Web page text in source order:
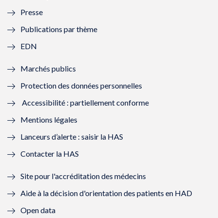
f
n
ê
t
r
e
)
e
n
ê
r
)
ê
t
e
ê
)
Presse
Publications par thème
EDN
Marchés publics
Protection des données personnelles
Accessibilité : partiellement conforme
Mentions légales
Lanceurs d’alerte : saisir la HAS
Contacter la HAS
Site pour l'accréditation des médecins
Aide à la décision d'orientation des patients en HAD
Open data